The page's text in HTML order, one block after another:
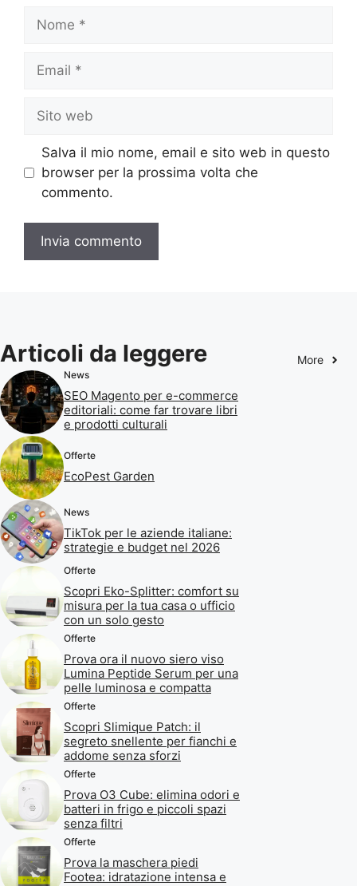
web
Salva il mio nome, email e sito web in questo
browser per la prossima volta che
commento.
Articoli da leggere More
News
SEO Magento per e-commerce
editoriali: come far trovare libri
e prodotti culturali
Offerte
EcoPest Garden
News
TikTok per le aziende italiane:
strategie e budget nel 2026
Offerte
Scopri Eko-Splitter: comfort su
misura per la tua casa o ufficio
con un solo gesto
Offerte
Prova ora il nuovo siero viso
Lumina Peptide Serum per una
pelle luminosa e compatta
Offerte
Scopri Slimique Patch: il
segreto snellente per fianchi e
addome senza sforzi
Offerte
Prova O3 Cube: elimina odori e
batteri in frigo e piccoli spazi
senza filtri
Offerte
Prova la maschera piedi
Footea: idratazione intensa e